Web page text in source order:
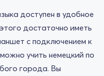
доступен в удобное
достаточно иметь
с подключением к
учить немецкий по
города. Вы